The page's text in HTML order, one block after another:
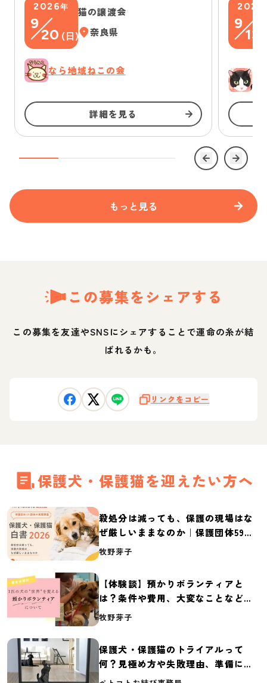
2026年
9
20 ( 日)
猫の譲渡会
奈良県
なら地域ねこの会
詳細を見る
2026
9
13
ゆ
もっと見る
この募集をシェアする
この募集を友達やSNSにシェアすることで運命の糸が結
ばれるかも。
リンクをコピー
保護犬・保護猫を迎えたい方へ
殺処分は減っても、保護の現場はな
ぜ厳しいままなのか｜保護団体59団
体の実態調査【保護犬・保護猫白書
牧野芽子
【体験談】預かりボランティアと
は？条件や費用、大変なことなど紹
介
牧野芽子
保護犬・保護猫のトライアルって
何？見極め方や失敗理由、準備に必
要なものを紹介